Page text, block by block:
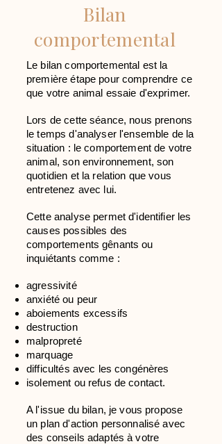
Bilan
comportemental
Le bilan comportemental est la
première étape pour comprendre ce
que votre animal essaie d'exprimer.
Lors de cette séance, nous prenons
le temps d'analyser l'ensemble de la
situation : le comportement de votre
animal, son environnement, son
quotidien et la relation que vous
entretenez avec lui.
Cette analyse permet d'identifier les
causes possibles des
comportements gênants ou
inquiétants comme :
agressivité
anxiété ou peur
aboiements excessifs
destruction
malpropreté
marquage
difficultés avec les congénères
isolement ou refus de contact.
A l'issue du bilan, je vous propose
un plan d'action personnalisé avec
des conseils adaptés à votre